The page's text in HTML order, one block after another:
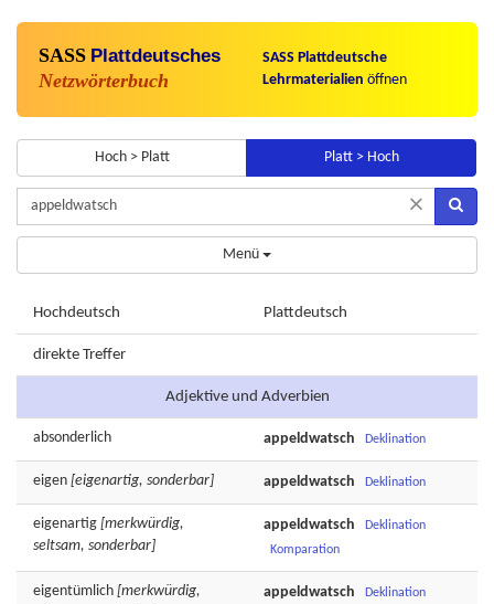
SASS Plattdeutsches
Netzwörterbuch
SASS Plattdeutsche
Lehrmaterialien öffnen
Hoch > Platt Platt > Hoch
×
Menü
Hochdeutsch Plattdeutsch
direkte Treffer
Adjektive und Adverbien
absonderlich appeldwatsch Deklination
eigen [eigenartig, sonderbar] appeldwatsch Deklination
eigenartig [merkwürdig,
seltsam, sonderbar]
appeldwatsch
Deklination
Komparation
eigentümlich [merkwürdig,
appeldwatsch
Deklination